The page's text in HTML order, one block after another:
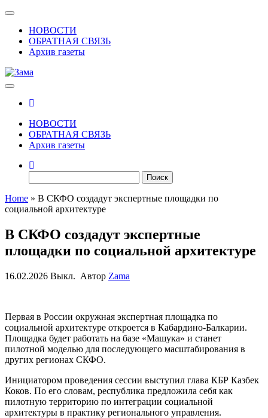
Skip
content
Показать/
Скрыть
навигацию
НОВОСТИ
ОБРАТНАЯ СВЯЗЬ
Архив газеты
НОВОСТИ
ОБРАТНАЯ СВЯЗЬ
Архив газеты
Home » В СКФО создадут экспертные площадки по
социальной архитектуре
В СКФО создадут экспертные
площадки по социальной архитектуре
16.02.2026 Выкл. Автор Zama
Первая в России окружная экспертная площадка по
социальной архитектуре откроется в Кабардино-Балкарии.
Площадка будет работать на базе «Машука» и станет
пилотной моделью для последующего масштабирования в
других регионах СКФО.
Инициатором проведения сессии выступил глава КБР Казбек
Коков. По его словам, республика предложила себя как
пилотную территорию по интеграции социальной
архитектуры в практику регионального управления.